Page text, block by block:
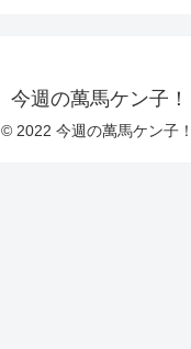
今週の萬馬ケン子！
© 2022 今週の萬馬ケン子！.